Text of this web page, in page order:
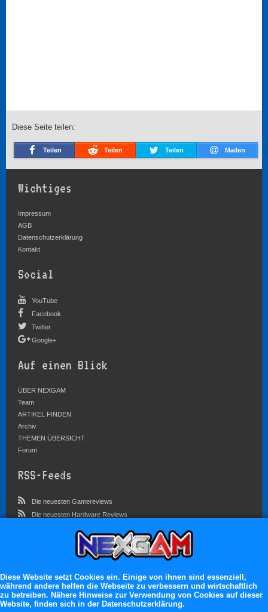
Diese Seite teilen:
Teilen Teilen Teilen Mailen
Wichtiges
Impressum
AGB
Datenschutzerklärung
Kontakt
Social
YouTube
Facebook
Twitter
Google+
Auf einen Blick
ÜBER NEXGAM
Team
ARTIKEL FINDEN
Archiv
THEMEN ÜBERSICHT
Forum
RSS-Feeds
Die neuesten Gamereviews
Die neuesten Hardware Reviews
Im Forum sind zur Zeit 3023 Benutzer online
Es erwarten dich:
13.119 registrierte Mitglieder
Diese Website setzt Cookies ein. Einige von ihnen sind essenziell,
während andere helfen die Webseite zu verbessern und wirtschaftlich
zu betreiben. Nähere Hinweise zur Verwendung von Cookies auf dieser
Website, finden sich in der Datenschutzerklärung.